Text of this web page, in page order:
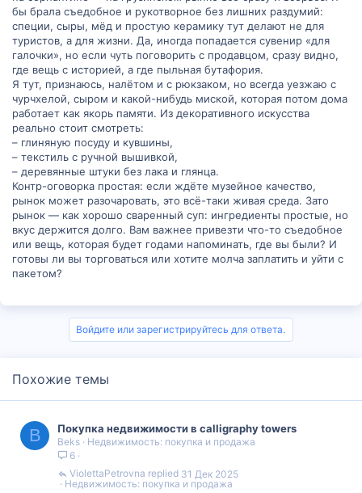
бы брала съедобное и рукотворное без лишних раздумий:
специи, сыры, мёд и простую керамику тут делают не для
туристов, а для жизни. Да, иногда попадается сувенир «для
галочки», но если чуть поговорить с продавцом, сразу видно,
где вещь с историей, а где пыльная бутафория.
Я тут, признаюсь, налётом и с рюкзаком, но всегда уезжаю с
чурчхелой, сыром и какой-нибудь миской, которая потом дома
работает как якорь памяти. Из декоративного искусства
реально стоит смотреть:
– глиняную посуду и кувшины,
– текстиль с ручной вышивкой,
– деревянные штуки без лака и глянца.
Контр-оговорка простая: если ждёте музейное качество,
рынок может разочаровать, это всё-таки живая среда. Зато
рынок — как хорошо сваренный суп: ингредиенты простые, но
вкус держится долго. Вам важнее привезти что-то съедобное
или вещь, которая будет годами напоминать, где вы были? И
готовы ли вы торговаться или хотите молча заплатить и уйти с
пакетом?
Войдите или зарегистрируйтесь для ответа.
Похожие темы
B Покупка недвижимости в calligraphy towers
Beks
Недвижимость: покупка и продажа
6
Недвижимость: покупка и продажа
31 Дек 2025
ViolettaPetrovna